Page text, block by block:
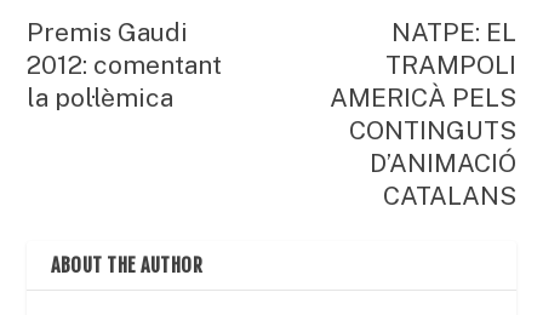
Premis Gaudi
2012: comentant
la pol·lèmica
NATPE: EL
TRAMPOLI
AMERICÀ PELS
CONTINGUTS
D’ANIMACIÓ
CATALANS
ABOUT THE AUTHOR